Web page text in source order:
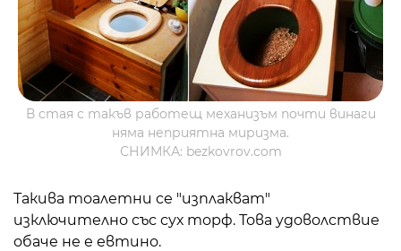
В стая с такъв работещ механизъм почти винаги
няма неприятна миризма.
СНИМКА: bezkovrov.com
Такива тоалетни се "изплакват"
изключително със сух торф. Това удоволствие
обаче не е евтино.